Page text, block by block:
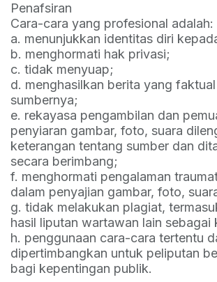
Penafsiran
Cara-cara yang profesional adalah:
a. menunjukkan identitas diri
b. menghormati hak privasi;
c. tidak menyuap;
d. menghasilkan berita yang
sumbernya;
e. rekayasa pengambilan dan
penyiaran gambar, foto, suara
keterangan tentang sumber dan
secara berimbang;
f. menghormati pengalaman
dalam penyajian gambar, foto,
g. tidak melakukan plagiat,
hasil liputan wartawan lain sebagai
h. penggunaan cara-cara tertentu
dipertimbangkan untuk peliputan
bagi kepentingan publik.